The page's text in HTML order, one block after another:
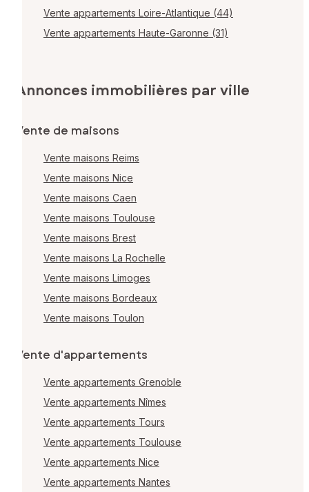
Vente appartements Loire-Atlantique (44)
Vente appartements Haute-Garonne (31)
Annonces immobilières par ville
Vente de maisons
Vente maisons Reims
Vente maisons Nice
Vente maisons Caen
Vente maisons Toulouse
Vente maisons Brest
Vente maisons La Rochelle
Vente maisons Limoges
Vente maisons Bordeaux
Vente maisons Toulon
Vente d'appartements
Vente appartements Grenoble
Vente appartements Nîmes
Vente appartements Tours
Vente appartements Toulouse
Vente appartements Nice
Vente appartements Nantes